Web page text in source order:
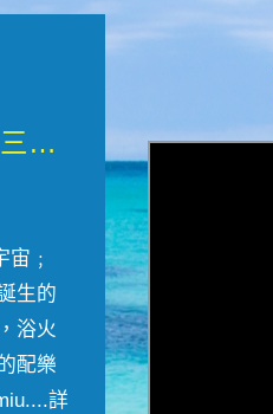
微觀墾丁三部曲 重生....
﹔
生的
浴火
配樂
詳